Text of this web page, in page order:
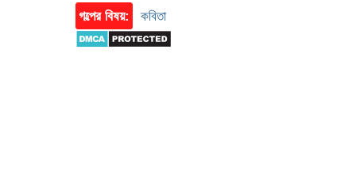
গল্পের বিষয়: কবিতা